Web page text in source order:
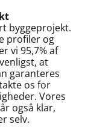
byggeprojekt.
profiler og
vi 95,7% af
at
garanteres
os for
Vores
også klar,
selv.